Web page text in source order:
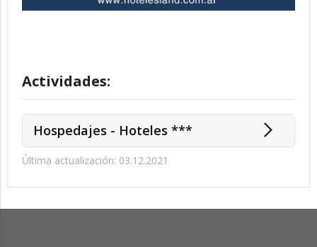
Actividades:
Hospedajes - Hoteles ***
Última actualización: 03.12.2021